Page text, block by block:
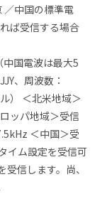
／中国の標準電
ば受信する場合
国電波は最大5
、周波数：
） ＜北米地域＞
ッパ地域＞受信
＜中国＞受
イム設定を受信可
信します。尚、